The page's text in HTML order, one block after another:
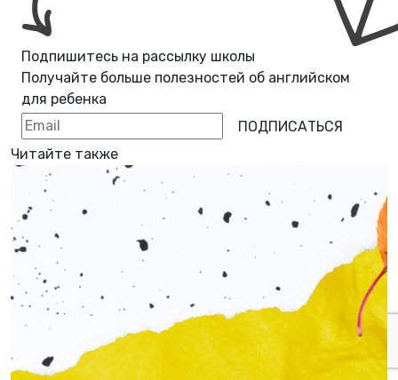
Подпишитесь на рассылку школы
Получайте больше полезностей об английском
для ребенка
ПОДПИСАТЬСЯ
Читайте также